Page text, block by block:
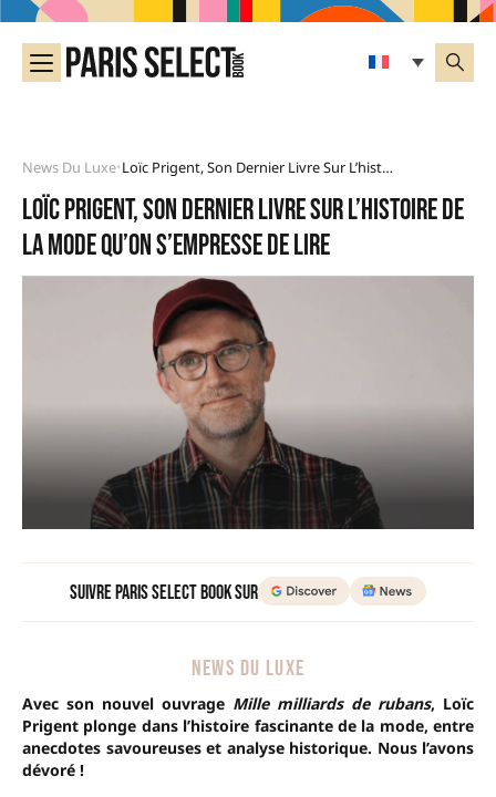
News Du Luxe• Loïc Prigent, Son Dernier Livre Sur L’histoire De La Mode Qu’on S’empresse De Lire
Loïc Prigent, son dernier livre sur l’histoire de
la mode qu’on s’empresse de lire
Suivre Paris Select Book sur
NEWS DU LUXE
Avec son nouvel ouvrage Mille milliards de rubans, Loïc
Prigent plonge dans l’histoire fascinante de la mode, entre
anecdotes savoureuses et analyse historique. Nous l’avons
dévoré !